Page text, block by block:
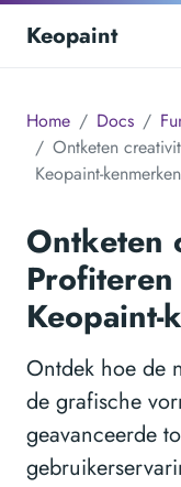
Keopaint
Home Docs
Ontketen
Keopaint-kenmerken
Ontketen
Keopaint-
Ontdek hoe de
de grafische
geavanceerde